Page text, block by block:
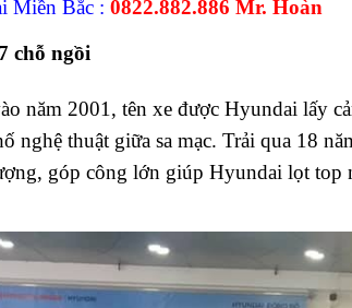
Miền Bắc : 0822.882.886 Mr. Hoàn
chỗ ngồi
năm 2001, tên xe được Hyundai lấy
nghệ thuật giữa sa mạc. Trải qua 18
góp công lớn giúp Hyundai lọt top